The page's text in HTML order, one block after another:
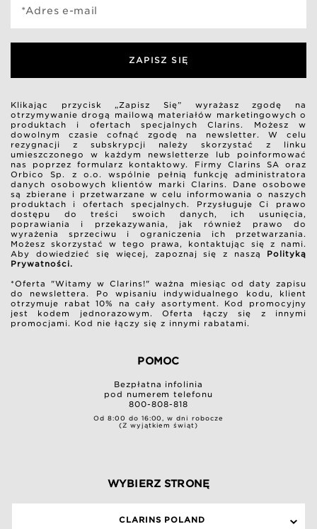
*Adres e-mail
ZAPISZ SIĘ
Klikając przycisk „Zapisz Się” wyrażasz zgodę na
otrzymywanie drogą mailową materiałów marketingowych o
produktach i ofertach specjalnych Clarins. Możesz w
dowolnym czasie cofnąć zgodę na newsletter. W celu
rezygnacji z subskrypcji należy skorzystać z linku
umieszczonego w każdym newsletterze lub poinformować
nas poprzez formularz kontaktowy. Firmy Clarins SA oraz
Orbico Sp. z o.o. wspólnie pełnią funkcję administratora
danych osobowych klientów marki Clarins. Dane osobowe
są zbierane i przetwarzane w celu informowania o naszych
produktach i ofertach specjalnych. Przysługuje Ci prawo
dostępu do treści swoich danych, ich usunięcia,
poprawiania i przekazywania, jak również prawo do
wyrażenia sprzeciwu i ograniczenia ich przetwarzania.
Możesz skorzystać w tego prawa, kontaktując się z nami.
Aby dowiedzieć się więcej, zapoznaj się z naszą Polityką
Prywatności.
*Oferta "Witamy w Clarins!" ważna miesiąc od daty zapisu
do newslettera. Po wpisaniu indywidualnego kodu, klient
otrzymuje rabat 10% na cały asortyment. Kod promocyjny
jest kodem jednorazowym. Oferta łączy się z innymi
promocjami. Kod nie łączy się z innymi rabatami.
POMOC
Bezpłatna infolinia
pod numerem telefonu
800-808-818
Od 8:00 do 16:00, w dni robocze
(Z wyjątkiem świąt)
WYBIERZ STRONĘ
CLARINS POLAND